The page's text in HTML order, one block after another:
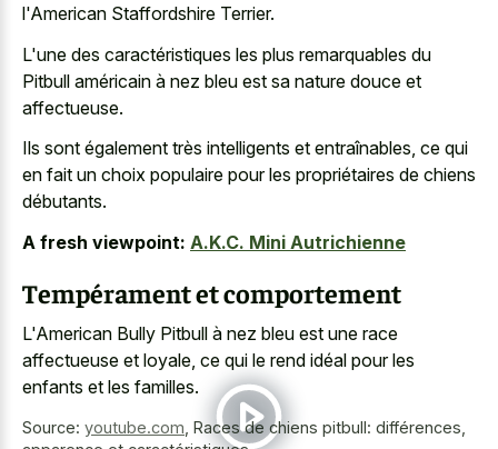
l'American Staffordshire Terrier.
L'une des caractéristiques les plus remarquables du
Pitbull américain à nez bleu est sa nature douce et
affectueuse.
Ils sont également très intelligents et entraînables, ce qui
en fait un choix populaire pour les propriétaires de chiens
débutants.
A fresh viewpoint: A.K.C. Mini Autrichienne
Tempérament et comportement
L'American Bully Pitbull à nez bleu est une race
affectueuse et loyale, ce qui le rend idéal pour les
enfants et les familles.
Source: youtube.com Races de chiens pitbull: différences,